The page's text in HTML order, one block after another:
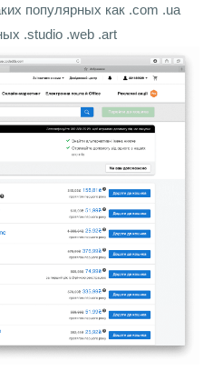
популярных как .com .ua
.studio .web .art